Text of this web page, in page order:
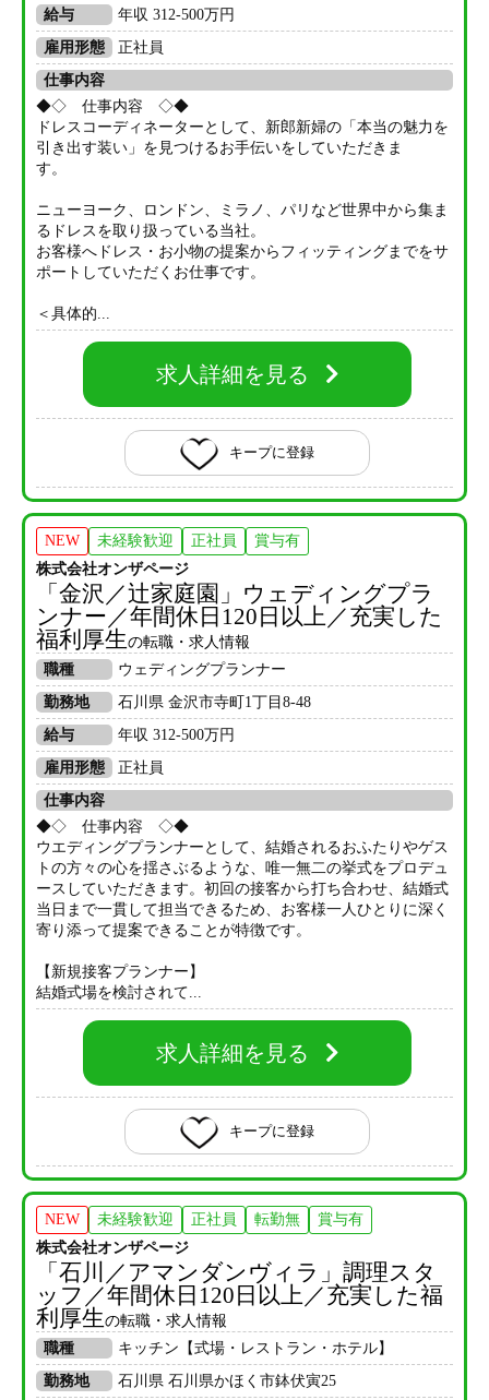
給与
年収 312-500万円
雇用形態
正社員
仕事内容
◆◇ 仕事内容 ◇◆
ドレスコーディネーターとして、新郎新婦の「本当の魅力を
引き出す装い」を見つけるお手伝いをしていただきま
す。
ニューヨーク、ロンドン、ミラノ、パリなど世界中から集ま
るドレスを取り扱っている当社。
お客様へドレス・お小物の提案からフィッティングまでをサ
ポートしていただくお仕事です。
＜具体的...
求人詳細を見る
キープに登録
NEW 未経験歓迎 正社員
賞与有
株式会社オンザページ
「金沢／辻家庭園」ウェディングプラ
ンナー／年間休日120日以上／充実した
福利厚生の転職・求人情報
職種
ウェディングプランナー
勤務地
石川県 金沢市寺町1丁目8-48
給与
年収 312-500万円
雇用形態
正社員
仕事内容
◆◇ 仕事内容 ◇◆
ウエディングプランナーとして、結婚されるおふたりやゲス
トの方々の心を揺さぶるような、唯一無二の挙式をプロデュ
ースしていただきます。初回の接客から打ち合わせ、結婚式
当日まで一貫して担当できるため、お客様一人ひとりに深く
寄り添って提案できることが特徴です。
【新規接客プランナー】
結婚式場を検討されて...
求人詳細を見る
キープに登録
NEW 未経験歓迎 正社員 転勤無
賞与有
株式会社オンザページ
「石川／アマンダンヴィラ」調理スタ
ッフ／年間休日120日以上／充実した福
利厚生の転職・求人情報
職種
キッチン【式場・レストラン・ホテル】
勤務地
石川県 石川県かほく市鉢伏寅25